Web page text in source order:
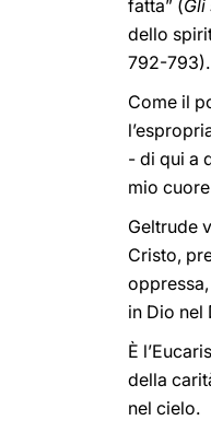
fatta” (Gli
dello
792-793).
Come il
- di qui a
mio
Geltrude
Cristo,
in Dio nel
È
della
nel cielo.